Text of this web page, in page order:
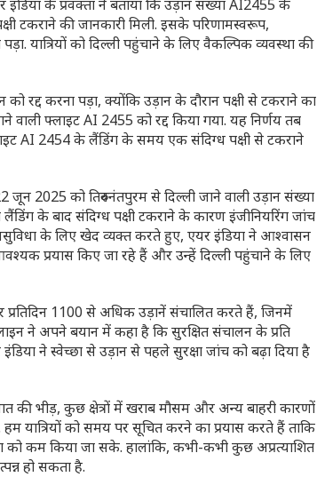
इंडिया के प्रवक्ता ने बताया कि उड़ान संख्या AI2455 के
टकराने की जानकारी मिली. इसके परिणामस्वरूप,
यात्रियों को दिल्ली पहुंचाने के लिए वैकल्पिक व्यवस्था की
रद्द करना पड़ा, क्योंकि उड़ान के दौरान पक्षी से टकराने का
वाली फ्लाइट AI 2455 को रद्द किया गया. यह निर्णय तब
AI 2454 के लैंडिंग के समय एक संदिग्ध पक्षी से टकराने
जून 2025 को तिरुवनंतपुरम से दिल्ली जाने वाली उड़ान संख्या
के बाद संदिग्ध पक्षी टकराने के कारण इंजीनियरिंग जांच
असुविधा के लिए खेद व्यक्त करते हुए, एयर इंडिया ने आश्वासन
प्रयास किए जा रहे हैं और उन्हें दिल्ली पहुंचाने के लिए
प्रतिदिन 1100 से अधिक उड़ानें संचालित करते हैं, जिनमें
ने अपने बयान में कहा है कि सुरक्षित संचालन के प्रति
ने स्वेच्छा से उड़ान से पहले सुरक्षा जांच को बढ़ा दिया है
की भीड़, कुछ क्षेत्रों में खराब मौसम और अन्य बाहरी कारणों
यात्रियों को समय पर सूचित करने का प्रयास करते हैं ताकि
को कम किया जा सके. हालांकि, कभी-कभी कुछ अप्रत्याशित
हो सकता है.